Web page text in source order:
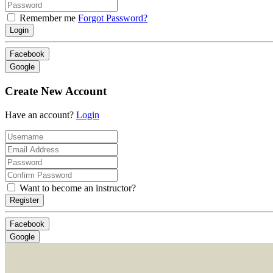
Remember me Forgot Password?
Login
Facebook
Google
Create New Account
Have an account? Login
Want to become an instructor?
Register
Facebook
Google